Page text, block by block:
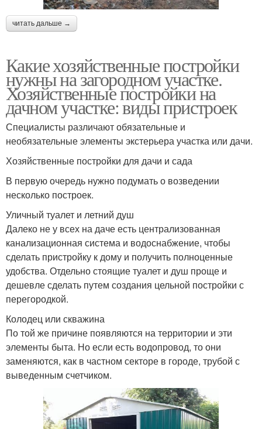
читать дальше →
Какие хозяйственные постройки
нужны на загородном участке.
Хозяйственные постройки на
дачном участке: виды пристроек
Специалисты различают обязательные и
необязательные элементы экстерьера участка или дачи.
Хозяйственные постройки для дачи и сада
В первую очередь нужно подумать о возведении
несколько построек.
Уличный туалет и летний душ
Далеко не у всех на даче есть централизованная
канализационная система и водоснабжение, чтобы
сделать пристройку к дому и получить полноценные
удобства. Отдельно стоящие туалет и душ проще и
дешевле сделать путем создания цельной постройки с
перегородкой.
Колодец или скважина
По той же причине появляются на территории и эти
элементы быта. Но если есть водопровод, то они
заменяются, как в частном секторе в городе, трубой с
выведенным счетчиком.